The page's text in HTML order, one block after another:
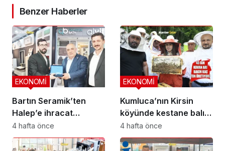
Benzer Haberler
Bartın Seramik’ten
Halep’e ihracat
köprüsü
EKONOMİ
4 hafta önce
Kumluca’nın Kirsin
köyünde kestane balı
hasadı başladı
EKONOMİ
4 hafta önce